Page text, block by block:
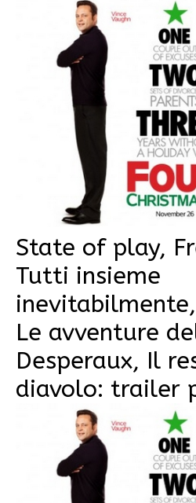
State of play,
Tutti insieme
Le avventure
Desperaux, Il
diavolo: trailer